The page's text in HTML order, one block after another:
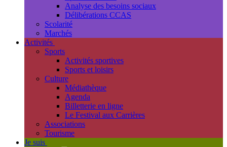
Analyse des besoins sociaux
Délibérations CCAS
Scolarité
Marchés
Activités
Sports
Activités sportives
Sports et loisirs
Culture
Médiathèque
Agenda
Billetterie en ligne
Le Festival aux Carrières
Associations
Tourisme
Je suis